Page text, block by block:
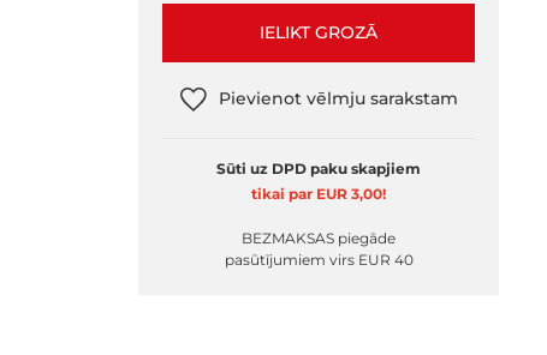
IELIKT GROZĀ
Pievienot vēlmju sarakstam
Sūti uz DPD paku skapjiem
tikai par EUR 3,00!
BEZMAKSAS piegāde
pasūtījumiem virs EUR 40